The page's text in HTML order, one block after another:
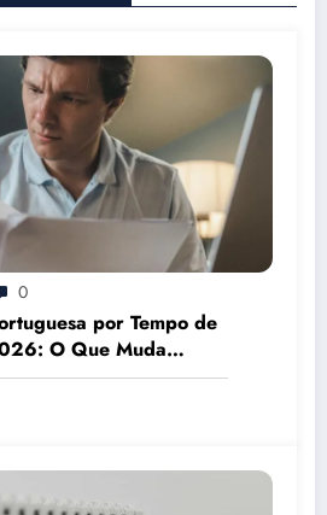
0
por Tempo de
O Que Muda